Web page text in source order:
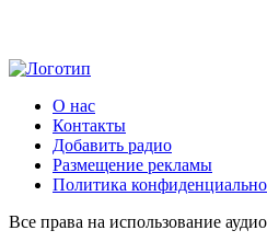
О нас
Контакты
Добавить радио
Размещение рекламы
Политика
Все права на использование